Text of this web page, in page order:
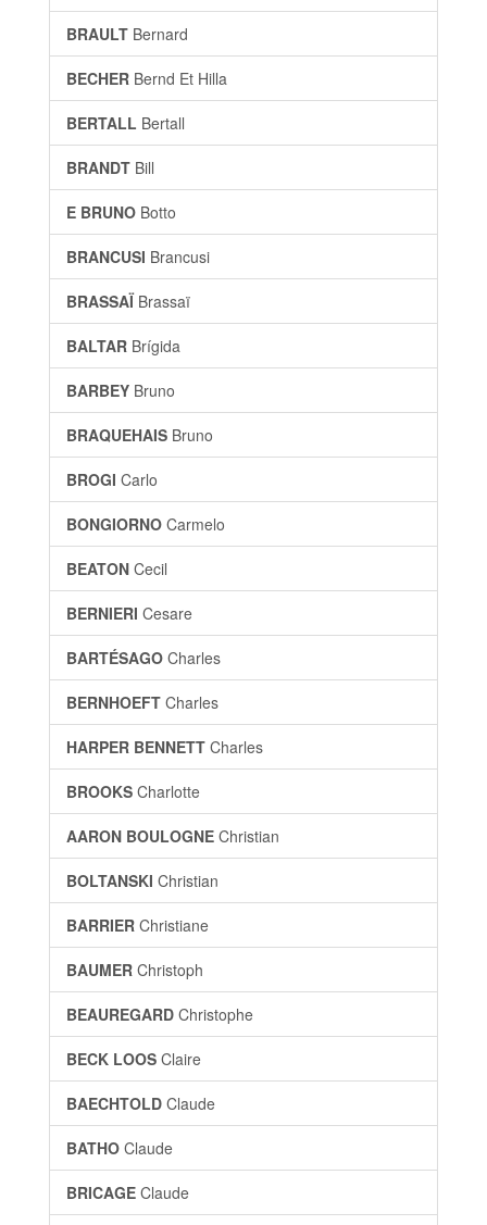
BRAULT Bernard
BECHER Bernd Et Hilla
BERTALL Bertall
BRANDT Bill
E BRUNO Botto
BRANCUSI Brancusi
BRASSAÏ Brassaï
BALTAR Brígida
BARBEY Bruno
BRAQUEHAIS Bruno
BROGI Carlo
BONGIORNO Carmelo
BEATON Cecil
BERNIERI Cesare
BARTÉSAGO Charles
BERNHOEFT Charles
HARPER BENNETT Charles
BROOKS Charlotte
AARON BOULOGNE Christian
BOLTANSKI Christian
BARRIER Christiane
BAUMER Christoph
BEAUREGARD Christophe
BECK LOOS Claire
BAECHTOLD Claude
BATHO Claude
BRICAGE Claude